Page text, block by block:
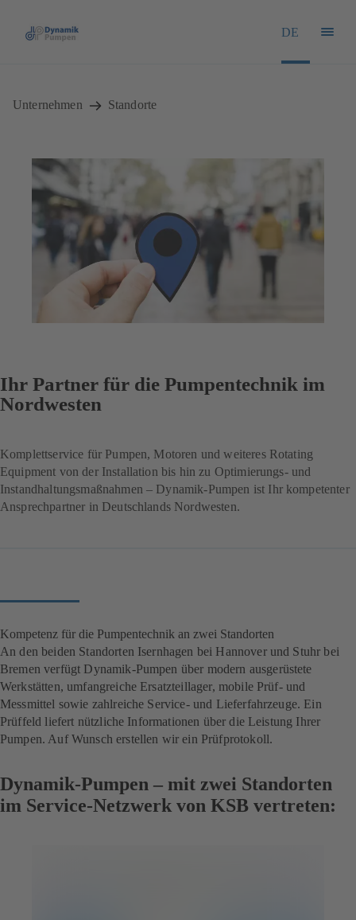
DE
Unternehmen Standorte
Ihr Partner für die Pumpentechnik im
Nordwesten
Komplettservice für Pumpen, Motoren und weiteres Rotating
Equipment von der Installation bis hin zu Optimierungs- und
Instandhaltungsmaßnahmen – Dynamik-Pumpen ist Ihr kompetenter
Ansprechpartner in Deutschlands Nordwesten.
Kompetenz für die Pumpentechnik an zwei Standorten
An den beiden Standorten Isernhagen bei Hannover und Stuhr bei
Bremen verfügt Dynamik-Pumpen über modern ausgerüstete
Werkstätten, umfangreiche Ersatzteillager, mobile Prüf- und
Messmittel sowie zahlreiche Service- und Lieferfahrzeuge. Ein
Prüffeld liefert nützliche Informationen über die Leistung Ihrer
Pumpen. Auf Wunsch erstellen wir ein Prüfprotokoll.
Dynamik-Pumpen – mit zwei Standorten
im Service-Netzwerk von KSB vertreten: